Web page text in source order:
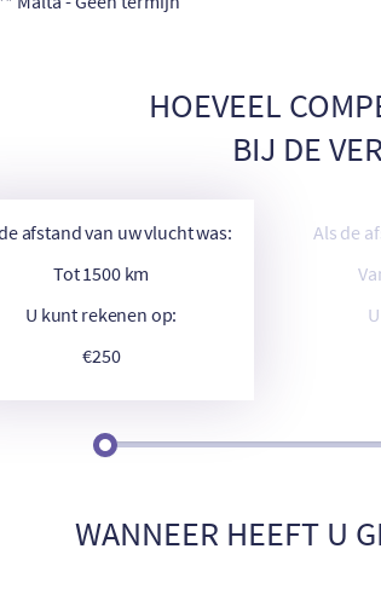
HOEVEEL
BIJ DE
afstand van uw vlucht was:
Tot 1500 km
U kunt rekenen op:
€250
Als de
WANNEER HEEFT U